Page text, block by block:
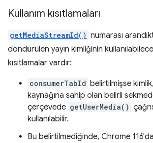
Kullanım kısıtlamaları
getMediaStreamId() numarası
döndürülen yayın kimliğinin
kısıtlamalar vardır:
consumerTabId belirtilmişse
kaynağına sahip olan belirli
çerçevede getUserMedia()
kullanılabilir.
Bu belirtilmediğinde, Chrome